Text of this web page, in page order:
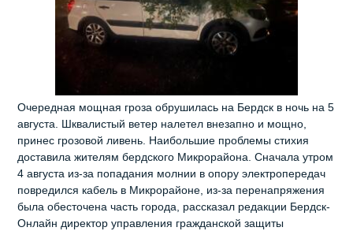
Очередная мощная гроза обрушилась на Бердск в ночь на 5
августа. Шквалистый ветер налетел внезапно и мощно,
принес грозовой ливень. Наибольшие проблемы стихия
доставила жителям бердского Микрорайона. Сначала утром
4 августа из-за попадания молнии в опору электропередач
повредился кабель в Микрорайоне, из-за перенапряжения
была обесточена часть города, рассказал редакции Бердск-
Онлайн директор управления гражданской защиты